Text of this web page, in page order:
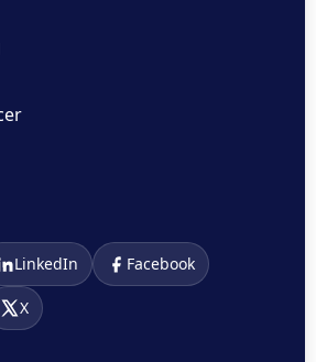
LinkedIn Facebook
X